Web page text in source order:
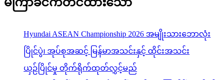
Hyundai ASEAN Championship 2026 အမျိုးသားဘောလုံး
ပြိုင်ပွဲ၊ အုပ်စုအဆင့် မြန်မာအသင်းနှင့် ထိုင်းအသင်း
ယှဉ်ပြိုင်မှု တိုက်ရိုက်ထုတ်လွှင့်မည်